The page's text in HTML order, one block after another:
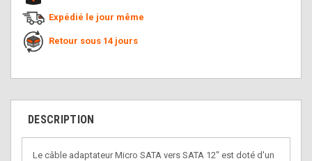
Expédié le jour même
Retour sous 14 jours
DESCRIPTION
Le câble adaptateur Micro SATA vers SATA 12" est doté d'un